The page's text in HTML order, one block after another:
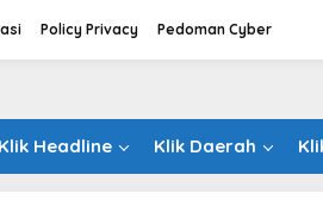
Policy Privacy Pedoman Cyber
Klik Headline Klik Daerah